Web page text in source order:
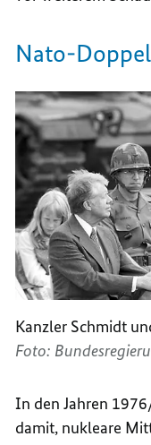
Nato-
Kanzler Schmidt
Foto:
In den Jahren
damit, nukleare